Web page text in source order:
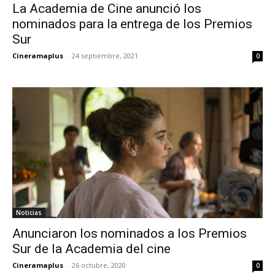
La Academia de Cine anunció los
nominados para la entrega de los Premios
Sur
Cineramaplus - 24 septiembre, 2021 0
Noticias
Anunciaron los nominados a los Premios
Sur de la Academia del cine
Cineramaplus - 26 octubre, 2020 0